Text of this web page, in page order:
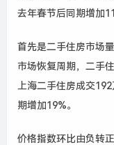
去年春节后同期增加
首先是二手住房市场
市场恢复周期，二手
上海二手住房成交
期增加19%。
价格指数环比由负转